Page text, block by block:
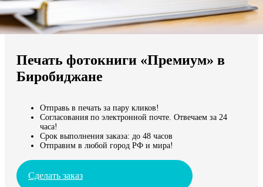
Мы доставляем по всему миру
Продолжить без города
Печать фотокниги «Премиум» в
Биробиджане
Отправь в печать за пару кликов!
Согласования по электронной почте. Отвечаем за 24
часа!
Срок выполнения заказа: до 48 часов
Отправим в любой город РФ и мира!
Сделать заказ